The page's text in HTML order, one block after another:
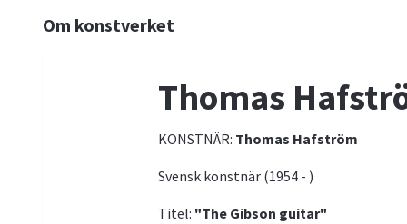
Om konstverket
Thomas
KONSTNÄR: Thomas Hafström
Svensk konstnär (1954 - )
Titel: "The Gibson guitar"